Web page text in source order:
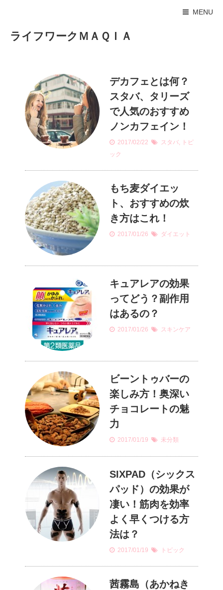
MENU
ライフワークＭＡＱＩＡ
デカフェとは何？
スタバ、タリーズ
で人気のおすすめ
ノンカフェイン！
2017/02/22 スタバ,
トピ
ック
もち麦ダイエッ
ト、おすすめの炊
き方はこれ！
2017/01/26 ダイエット
キュアレアの効果
ってどう？副作用
はあるの？
2017/01/26 スキンケア
ビーントゥバーの
楽しみ方！奥深い
チョコレートの魅
力
2017/01/19 未分類
SIXPAD（シックス
パッド）の効果が
凄い！筋肉を効率
よく早くつける方
法は？
2017/01/19 トピック
茜霧島（あかねき